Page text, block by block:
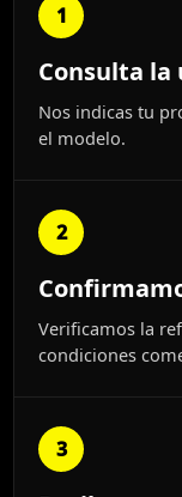
1
Consulta la
Nos indicas tu
el modelo.
2
Verificamos la
condiciones
3